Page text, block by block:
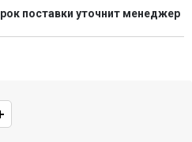
поставки уточнит менеджер